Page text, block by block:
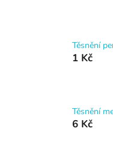
Těsnění
1 Kč
Těsnění
6 Kč